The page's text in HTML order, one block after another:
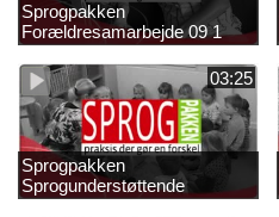
Sprogpakken
Forældresamarbejde 09 1
03:25
Sprogpakken
Sprogunderstøttende
strategier 01 4